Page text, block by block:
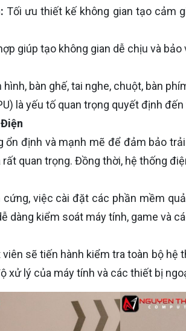
Tối ưu thiết kế không gian tạo cảm
giúp tạo không gian dễ chịu và
bàn ghế, tai nghe, chuột, bàn
là yếu tố quan trọng quyết định
định và mạnh mẽ để đảm bảo
quan trọng. Đồng thời, hệ thống
việc cài đặt các phần mềm
dàng kiểm soát máy tính, game và
sẽ tiến hành kiểm tra toàn bộ
xử lý của máy tính và các thiết bị